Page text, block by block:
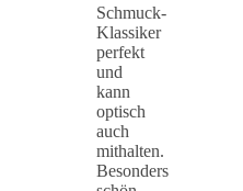
Schmuck-
Klassiker
perfekt
und
kann
optisch
auch
mithalten.
Besonders